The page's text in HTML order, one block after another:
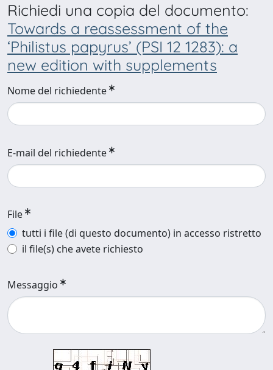
Richiedi una copia del documento:
Towards a reassessment of the
‘Philistus papyrus’ (PSI 12 1283): a
new edition with supplements
Nome del richiedente
E-mail del richiedente
File
tutti i file (di questo documento) in accesso ristretto
il file(s) che avete richiesto
Messaggio